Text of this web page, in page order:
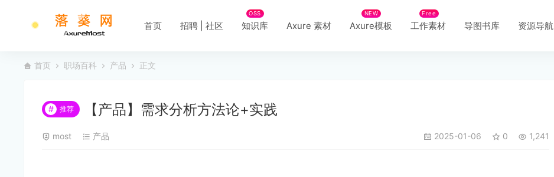
首页 招聘 | 社区 知识库
OSS
Axure 素材 Axure模板
NEW
工作素材
Free
导图书库 资源导航
首页 职场百科 产品 正文
# 推荐 【产品】需求分析方法论+实践
most 产品 2025-01-06 0 1,241